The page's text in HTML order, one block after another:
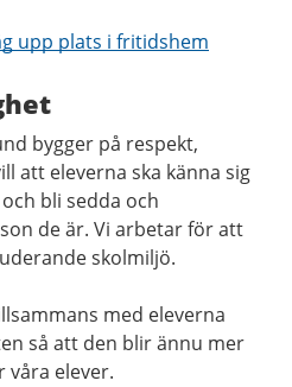
upp plats i fritidshem
bygger på respekt,
att eleverna ska känna sig
bli sedda och
de är. Vi arbetar för att
skolmiljö.
med eleverna
så att den blir ännu mer
våra elever.